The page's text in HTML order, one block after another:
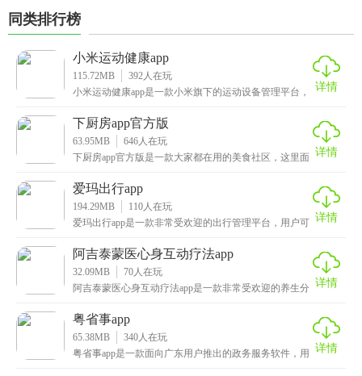
同类排行榜
小米运动健康app
115.72MB 392 人在玩
小米运动健康app是一款小米旗下的运动设备管理平台，
详情
下厨房app官方版
63.95MB 646 人在玩
下厨房app官方版是一款大家都在用的美食社区，这里面 详情
爱玛出行app
194.29MB 110 人在玩
爱玛出行app是一款非常受欢迎的出行管理平台，用户可 详情
阿吉泰蒙医心身互动疗法app
32.09MB 70 人在玩
阿吉泰蒙医心身互动疗法app是一款非常受欢迎的养生分 详情
粤省事app
65.38MB 340 人在玩
粤省事app是一款面向广东用户推出的政务服务软件，用 详情